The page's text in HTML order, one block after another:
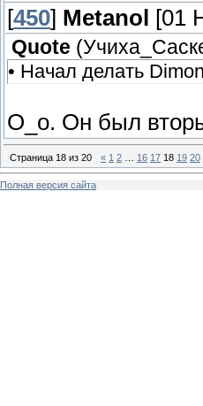
[450] Metanol [01
Quote (
• Начал делать
O_o. Он был
Страница 18 из 20 « 1 2 16 17 18 19 20
Полная версия сайта